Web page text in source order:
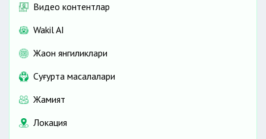
Видео контентлар
Wakil AI
Жаҳон янгиликлари
Cуғурта масалалари
Жамият
Локация